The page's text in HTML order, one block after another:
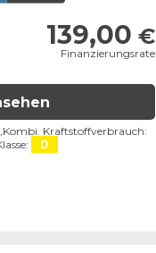
139,00 €
Finanzierungsrate
Kombi. Kraftstoffverbrauch:
D